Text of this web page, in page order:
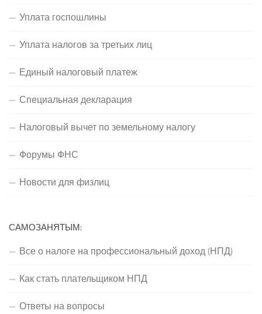
Уплата госпошлины
Уплата налогов за третьих лиц
Единый налоговый платеж
Специальная декларация
Налоговый вычет по земельному налогу
Форумы ФНС
Новости для физлиц
САМОЗАНЯТЫМ:
Все о налоге на профессиональный доход (НПД)
Как стать плательщиком НПД
Ответы на вопросы